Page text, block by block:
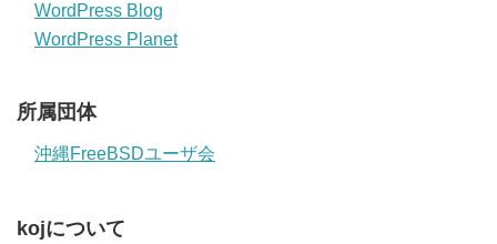
WordPress Blog
WordPress Planet
所属団体
沖縄FreeBSDユーザ会
kojについて